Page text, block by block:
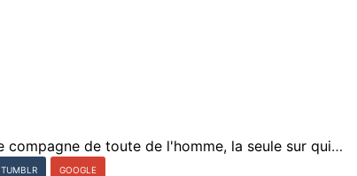
La mort est la plus sÃ»re compagne de toute de l'homme, la seule sur qui tu peux compter en derniÃ¨re instance pour t'arracher aux dangers de la vie.
TUMBLR GOOGLE